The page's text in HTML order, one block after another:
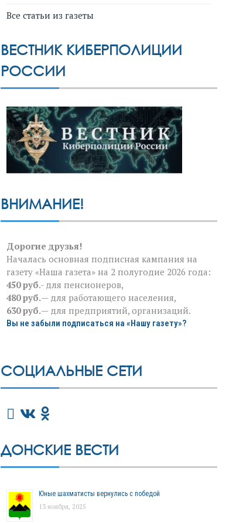
Все статьи из газеты
ВЕСТНИК КИБЕРПОЛИЦИИ
РОССИИ
ВНИМАНИЕ!
Дорогие друзья!
Началась основная подписная кампания на
газету «Наша газета» на 2 полугодие 2026 года:
450 руб.- для пенсионеров,
480 руб.— для работающего населения,
630 руб.— для предприятий, организаций.
Вы не забыли подписаться на «Нашу газету»?
СОЦИАЛЬНЫЕ СЕТИ
ДОНСКИЕ ВЕСТИ
Юные шахматисты вернулись с победой
13 ноября, 2025